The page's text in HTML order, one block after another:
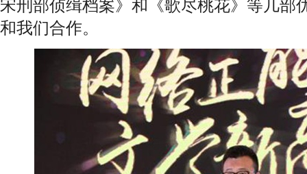
宋刑部侦缉档案》和《歌尽桃花》等几部
和我们合作。